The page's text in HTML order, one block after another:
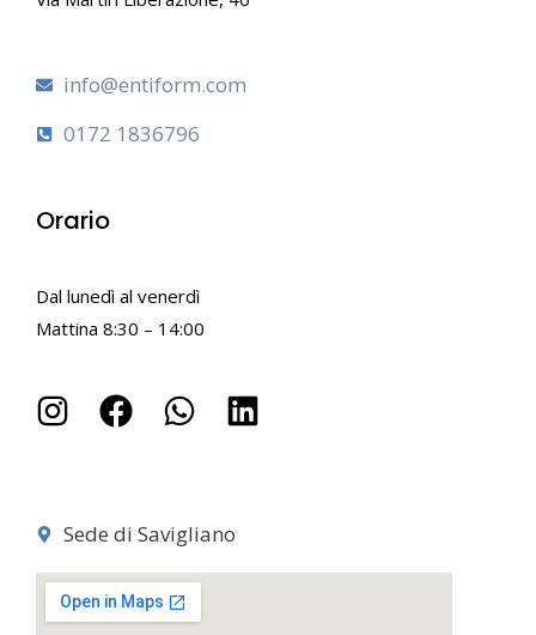
info@entiform.com
0172 1836796
Orario
Dal lunedì al venerdì
Mattina 8:30 – 14:00
Sede di Savigliano